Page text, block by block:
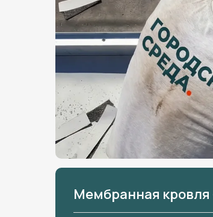
Мембранная кровля